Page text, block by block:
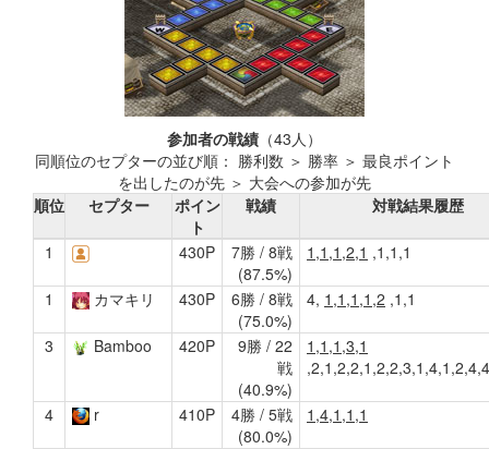
参加者の戦績 （43人）
同順位のセプターの並び順： 勝利数 ＞ 勝率 ＞ 最良ポイント
を出したのが先 ＞ 大会への参加が先
順位
セプター
ポイン
ト
戦績 対戦結果履歴
1 430P
7勝 / 8戦
(87.5%)
1,1,1,2,1 ,1,1,1
1 カマキリ 430P
6勝 / 8戦
(75.0%)
4, 1,1,1,1,2 ,1,1
3 Bamboo 420P
9勝 / 22
戦
(40.9%)
1,1,1,3,1
4 r 410P
4勝 / 5戦
(80.0%)
1,4,1,1,1